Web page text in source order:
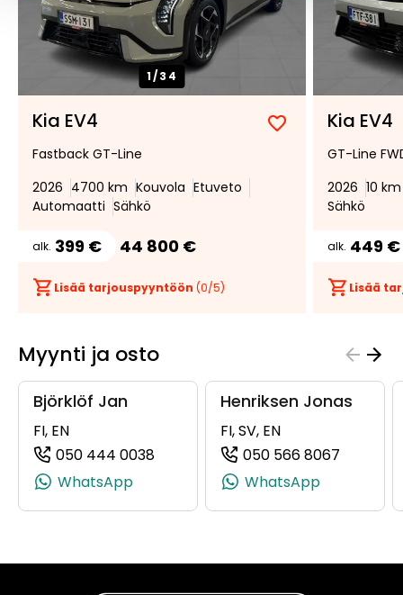
1/34
Kia EV4
Lisää
suosikiksi
Poista
suosikeista
Fastback GT-Line
2026 4700 km Kouvola Etuveto
Automaatti Sähkö
alk. 399 € 44 800 €
Lisää tarjouspyyntöön (0/5)
Kia EV4
GT-Line
2026 10 km
Sähkö
alk. 449 €
Lisää
Myynti ja osto
Björklöf Jan
FI, EN
050 444 0038
(+358504440038, 0504440038,
WhatsApp
Henriksen Jonas
FI, SV, EN
050 566 8067
WhatsApp